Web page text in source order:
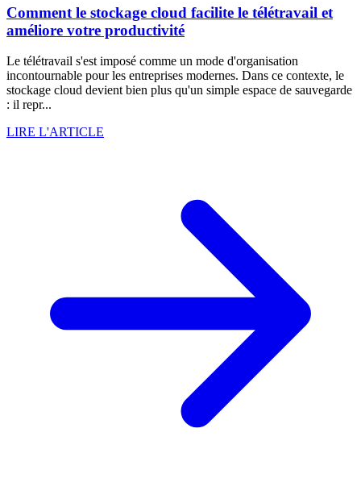
Comment le stockage cloud facilite le télétravail et
améliore votre productivité
Le télétravail s'est imposé comme un mode d'organisation
incontournable pour les entreprises modernes. Dans ce contexte, le
stockage cloud devient bien plus qu'un simple espace de sauvegarde
: il repr...
LIRE L'ARTICLE